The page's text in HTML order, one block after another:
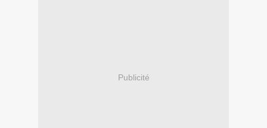
Publicité